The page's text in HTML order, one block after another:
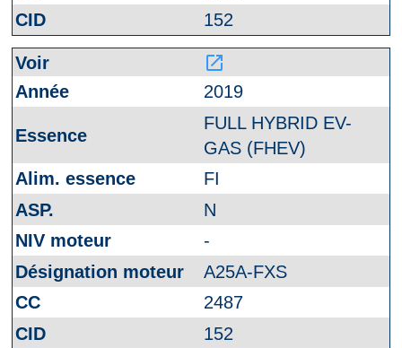
152
launch
2019
FULL HYBRID EV-
GAS (FHEV)
FI
N
-
A25A-FXS
2487
152